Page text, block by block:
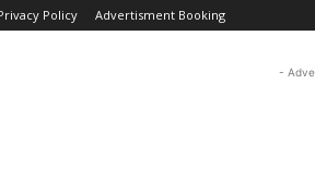
Policy Advertisment Booking
-